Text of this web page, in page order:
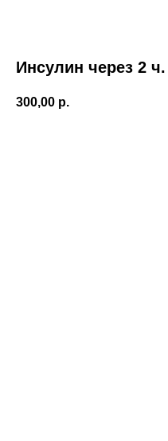
Инсулин через 2 ч.
300,00 р.